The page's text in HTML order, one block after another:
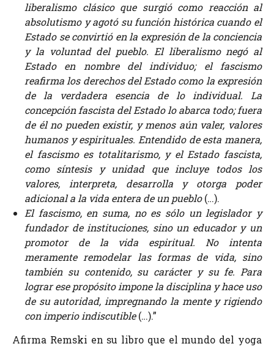
liberalismo clásico que surgió como reacción al
absolutismo y agotó su función histórica cuando el
Estado se convirtió en la expresión de la conciencia
y la voluntad del pueblo. El liberalismo negó al
Estado en nombre del individuo; el fascismo
reafirma los derechos del Estado como la expresión
de la verdadera esencia de lo individual. La
concepción fascista del Estado lo abarca todo; fuera
de él no pueden existir, y menos aún valer, valores
humanos y espirituales. Entendido de esta manera,
el fascismo es totalitarismo, y el Estado fascista,
como síntesis y unidad que incluye todos los
valores, interpreta, desarrolla y otorga poder
adicional a la vida entera de un pueblo(…).
El fascismo, en suma, no es sólo un legislador y
fundador de instituciones, sino un educador y un
promotor de la vida espiritual. No intenta
meramente remodelar las formas de vida, sino
también su contenido, su carácter y su fe. Para
lograr ese propósito impone la disciplina y hace uso
de su autoridad, impregnando la mente y rigiendo
con imperio indiscutible(…).”
Afirma Remski en su libro que el mundo del yoga